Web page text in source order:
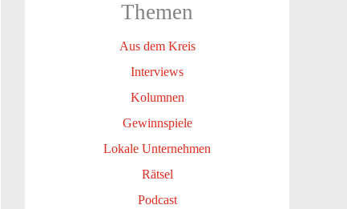
Themen
Aus dem Kreis
Interviews
Kolumnen
Gewinnspiele
Lokale Unternehmen
Rätsel
Podcast